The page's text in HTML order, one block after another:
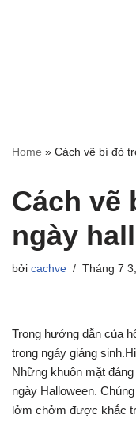
Home » Cách vẽ bí đỏ
Cách vẽ
ngày
bởi cachve Tháng 7
Trong hướng dẫn của
trong ngáy giáng
Những khuôn mặt
ngày Halloween.
lởm chởm được khắc